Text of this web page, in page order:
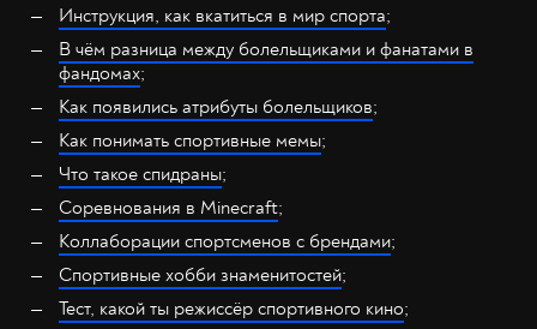
Инструкция, как вкатиться в мир спорта;
В чём разница между болельщиками и фанатами в
фандомах;
Как появились атрибуты болельщиков;
Как понимать спортивные мемы;
Что такое спидраны;
Соревнования в Minecraft;
Коллаборации спортсменов с брендами;
Спортивные хобби знаменитостей;
Тест, какой ты режиссёр спортивного кино;